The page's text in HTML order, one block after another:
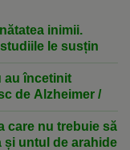
inimii.
le susțin
au încetinit
de Alzheimer /
care nu trebuie să
și untul de arahide